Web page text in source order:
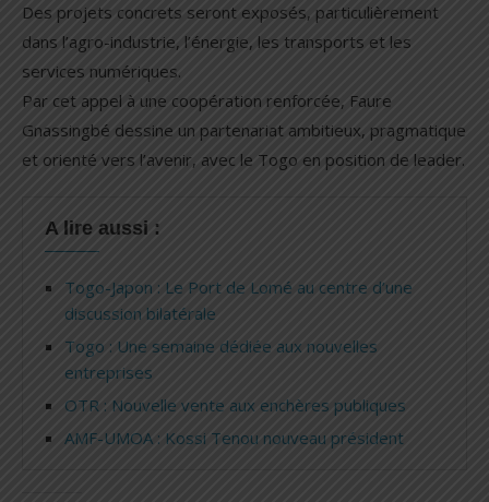
Des projets concrets seront exposés, particulièrement
dans l’agro-industrie, l’énergie, les transports et les
services numériques.
Par cet appel à une coopération renforcée, Faure
Gnassingbé dessine un partenariat ambitieux, pragmatique
et orienté vers l’avenir, avec le Togo en position de leader.
A lire aussi :
Togo-Japon : Le Port de Lomé au centre d’une
discussion bilatérale
Togo : Une semaine dédiée aux nouvelles
entreprises
OTR : Nouvelle vente aux enchères publiques
AMF-UMOA : Kossi Tenou nouveau président